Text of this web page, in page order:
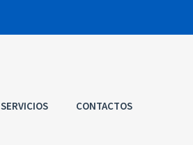
SERVICIOS CONTACTOS